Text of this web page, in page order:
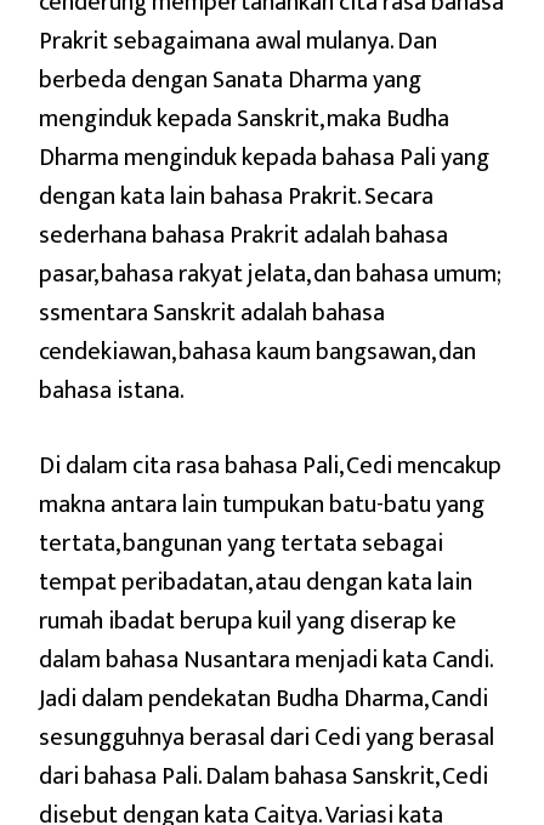
Prakrit sebagaimana awal mulanya. Dan
berbeda dengan Sanata Dharma yang
menginduk kepada Sanskrit, maka Budha
Dharma menginduk kepada bahasa Pali yang
dengan kata lain bahasa Prakrit. Secara
sederhana bahasa Prakrit adalah bahasa
pasar, bahasa rakyat jelata, dan bahasa umum;
ssmentara Sanskrit adalah bahasa
cendekiawan, bahasa kaum bangsawan, dan
bahasa istana.
Di dalam cita rasa bahasa Pali, Cedi mencakup
makna antara lain tumpukan batu-batu yang
tertata, bangunan yang tertata sebagai
tempat peribadatan, atau dengan kata lain
rumah ibadat berupa kuil yang diserap ke
dalam bahasa Nusantara menjadi kata Candi.
Jadi dalam pendekatan Budha Dharma, Candi
sesungguhnya berasal dari Cedi yang berasal
dari bahasa Pali. Dalam bahasa Sanskrit, Cedi
disebut dengan kata Caitya. Variasi kata